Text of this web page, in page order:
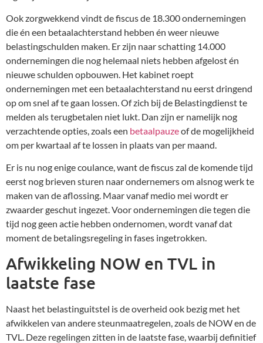
Ook zorgwekkend vindt de fiscus de 18.300 ondernemingen
die én een betaalachterstand hebben én weer nieuwe
belastingschulden maken. Er zijn naar schatting 14.000
ondernemingen die nog helemaal niets hebben afgelost én
nieuwe schulden opbouwen. Het kabinet roept
ondernemingen met een betaalachterstand nu eerst dringend
op om snel af te gaan lossen. Of zich bij de Belastingdienst te
melden als terugbetalen niet lukt. Dan zijn er namelijk nog
verzachtende opties, zoals een betaalpauzeof de mogelijkheid
om per kwartaal af te lossen in plaats van per maand.
Er is nu nog enige coulance, want de fiscus zal de komende tijd
eerst nog brieven sturen naar ondernemers om alsnog werk te
maken van de aflossing. Maar vanaf medio mei wordt er
zwaarder geschut ingezet. Voor ondernemingen die tegen die
tijd nog geen actie hebben ondernomen, wordt vanaf dat
moment de betalingsregeling in fases ingetrokken.
Afwikkeling NOW en TVL in
laatste fase
Naast het belastinguitstel is de overheid ook bezig met het
afwikkelen van andere steunmaatregelen, zoals de NOW en de
TVL. Deze regelingen zitten in de laatste fase, waarbij definitief